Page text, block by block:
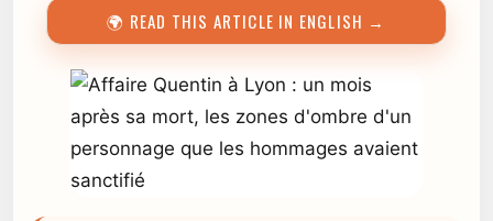
🌍 READ THIS ARTICLE IN ENGLISH →